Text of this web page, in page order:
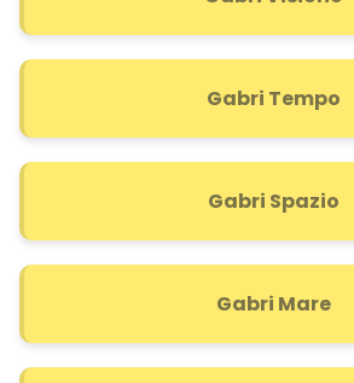
Gabri Tempo
Gabri Spazio
Gabri Mare